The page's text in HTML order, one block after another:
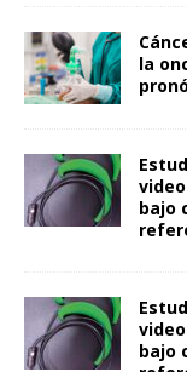
la
bajo
bajo